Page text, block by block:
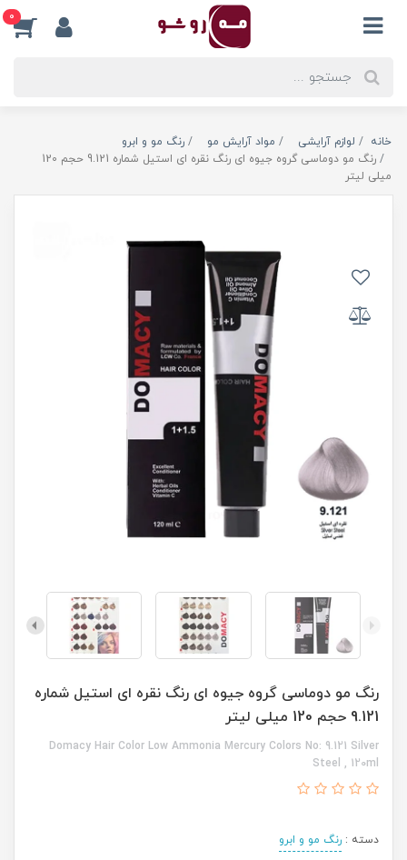
0
خانه لوازم آرایشی مواد آرایش مو
رنگ مو و ابرو
رنگ مو دوماسی گروه جیوه ای رنگ نقره ای استیل شماره 9.121 حجم 120
میلی لیتر
رنگ مو دوماسی گروه جیوه ای رنگ نقره ای استیل شماره
9.121 حجم 120 میلی لیتر
Domacy Hair Color Low Ammonia Mercury Colors No: 9.121 Silver
Steel , 120ml
دسته : رنگ مو و ابرو